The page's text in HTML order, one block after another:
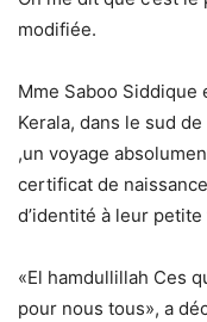
modifiée.
Mme Saboo Siddique
Kerala, dans le sud
,un voyage
certificat de
d’identité à leur
«El hamdullillah Ces
pour nous tous», a